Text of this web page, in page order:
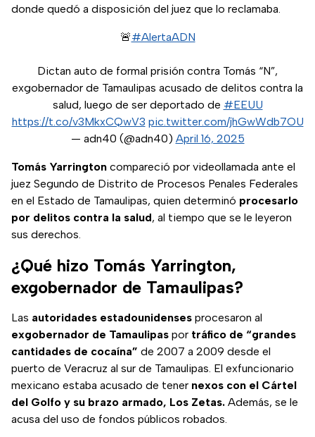
donde quedó a disposición del juez que lo reclamaba.
🚨#AlertaADN
Dictan auto de formal prisión contra Tomás “N”,
exgobernador de Tamaulipas acusado de delitos contra la
salud, luego de ser deportado de #EEUU
https://t.co/v3MkxCQwV3 pic.twitter.com/jhGwWdb7OU
— adn40 (@adn40) April 16, 2025
Tomás Yarrington compareció por videollamada ante el
juez Segundo de Distrito de Procesos Penales Federales
en el Estado de Tamaulipas, quien determinó procesarlo
por delitos contra la salud, al tiempo que se le leyeron
sus derechos.
¿Qué hizo Tomás Yarrington,
exgobernador de Tamaulipas?
Las autoridades estadounidenses procesaron al
exgobernador de Tamaulipas por tráfico de “grandes
cantidades de cocaína” de 2007 a 2009 desde el
puerto de Veracruz al sur de Tamaulipas. El exfuncionario
mexicano estaba acusado de tener nexos con el Cártel
del Golfo y su brazo armado, Los Zetas. Además, se le
acusa del uso de fondos públicos robados.